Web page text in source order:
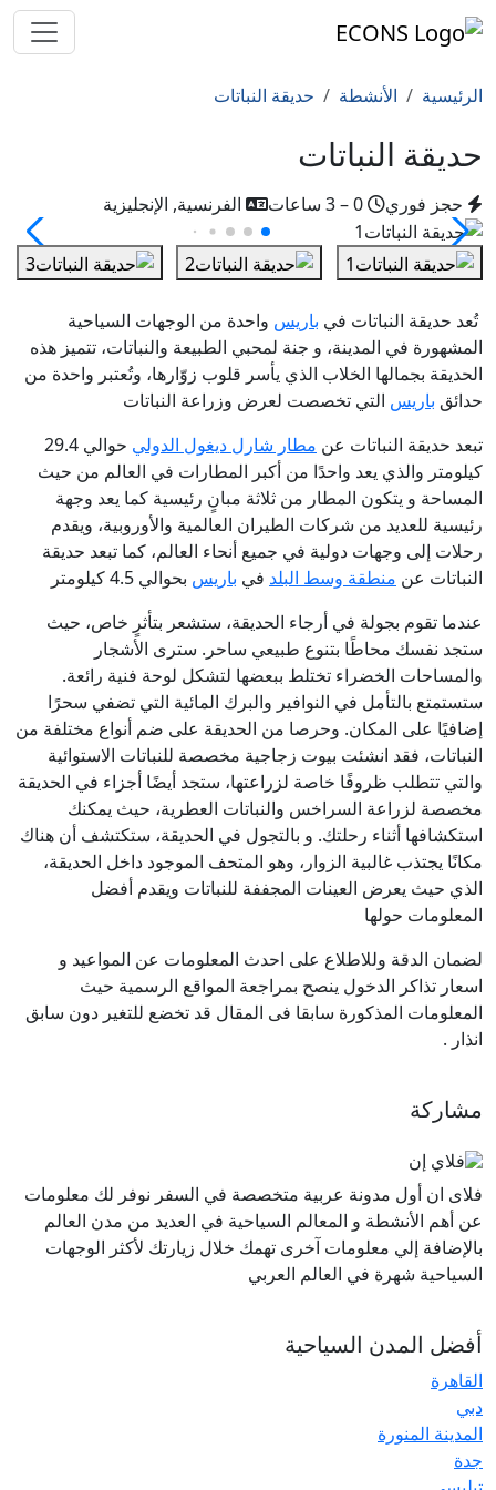
الرئيسية الأنشطة حديقة النباتات
حديقة النباتات
حجز فوري الفرنسية, الإنجليزية
تُعد حديقة النباتات في باريس واحدة من الوجهات السياحية
المشهورة في المدينة، و جنة لمحبي الطبيعة والنباتات، تتميز هذه
الحديقة بجمالها الخلاب الذي يأسر قلوب زوّارها، وتُعتبر واحدة من
حدائق باريس التي تخصصت لعرض وزراعة النباتات
تبعد حديقة النباتات عن مطار شارل ديغول الدولي
حوالي 29.4
كيلومتر والذي يعد واحدًا من أكبر المطارات في العالم من حيث
المساحة و يتكون المطار من ثلاثة مبانٍ رئيسية كما يعد وجهة
رئيسية للعديد من شركات الطيران العالمية والأوروبية، ويقدم
رحلات إلى وجهات دولية في جميع أنحاء العالم، كما تبعد حديقة
النباتات عن منطقة وسط البلد في باريس بحوالي 4.5 كيلومتر
عندما تقوم بجولة في أرجاء الحديقة، ستشعر بتأثرٍ خاص، حيث
ستجد نفسك محاطًا بتنوع طبيعي ساحر. سترى الأشجار
والمساحات الخضراء تختلط ببعضها لتشكل لوحة فنية رائعة.
ستستمتع بالتأمل في النوافير والبرك المائية التي تضفي سحرًا
إضافيًا على المكان. وحرصا من الحديقة على ضم أنواع مختلفة من
النباتات، فقد انشئت بيوت زجاجية مخصصة للنباتات الاستوائية
والتي تتطلب ظروفًا خاصة لزراعتها، ستجد أيضًا أجزاء في الحديقة
مخصصة لزراعة السراخس والنباتات العطرية، حيث يمكنك
استكشافها أثناء رحلتك. و بالتجول في الحديقة، ستكتشف أن هناك
مكانًا يجتذب غالبية الزوار، وهو المتحف الموجود داخل الحديقة،
الذي حيث يعرض العينات المجففة للنباتات ويقدم أفضل
المعلومات حولها
لضمان الدقة وللاطلاع على احدث المعلومات عن المواعيد و
اسعار تذاكر الدخول ينصح بمراجعة المواقع الرسمية حيث
المعلومات المذكورة سابقا فى المقال قد تخضع للتغير دون سابق
انذار .
مشاركة
فلاى ان أول مدونة عربية متخصصة في السفر نوفر لك معلومات
عن أهم الأنشطة و المعالم السياحية في العديد من مدن العالم
بالإضافة إلي معلومات آخرى تهمك خلال زيارتك لأكثر الوجهات
السياحية شهرة في العالم العربي
أفضل المدن السياحية
القاهرة
دبي
المدينة المنورة
جدة